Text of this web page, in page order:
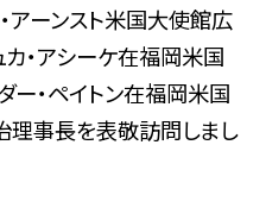
アーンスト米国大使館広
・アシーケ在福岡米国
ー・ペイトン在福岡米国
事長を表敬訪問しまし